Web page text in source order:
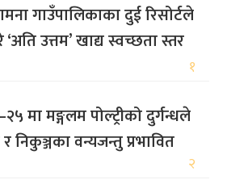
गाउँपालिकाका दुई रिसोर्टले
‘अति उत्तम’ खाद्य स्वच्छता स्तर
१
मा मङ्गलम पोल्ट्रीको दुर्गन्धले
निकुञ्जका वन्यजन्तु प्रभावित
२